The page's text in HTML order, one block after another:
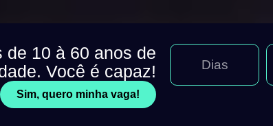
de 10 à 60 anos de
Você é capaz!
Sim, quero minha vaga!
Dias